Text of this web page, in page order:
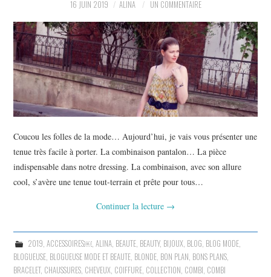
16 JUIN 2019 ALINA UN COMMENTAIRE
Coucou les folles de la mode… Aujourd’hui, je vais vous présenter une
tenue très facile à porter. La combinaison pantalon… La pièce
indispensable dans notre dressing. La combinaison, avec son allure
cool, s’avère une tenue tout-terrain et prête pour tous…
Continuer la lecture →
2019, ACCESSOIRES￼, ALINA, BEAUTE, BEAUTY, BIJOUX, BLOG, BLOG MODE,
BLOGUEUSE, BLOGUEUSE MODE ET BEAUTE, BLONDE, BON PLAN, BONS PLANS,
BRACELET, CHAUSSURES, CHEVEUX, COIFFURE, COLLECTION, COMBI, COMBI